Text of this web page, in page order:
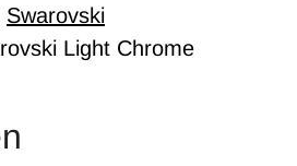
Swarovski
Light Chrome